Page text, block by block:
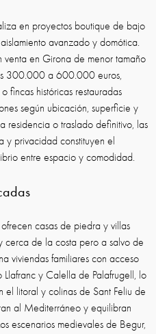
en proyectos boutique de bajo
avanzado y domótica.
venta en Girona de menor tamaño
300.000 a 600.000 euros,
fincas históricas restauradas
según ubicación, superficie y
residencia o traslado definitivo, las
privacidad constituyen el
entre espacio y comodidad.
casas de piedra y villas
cerca de la costa pero a salvo de
viviendas familiares con acceso
y Calella de Palafrugell, lo
litoral y colinas de Sant Feliu de
al Mediterráneo y equilibran
escenarios medievales de Begur,